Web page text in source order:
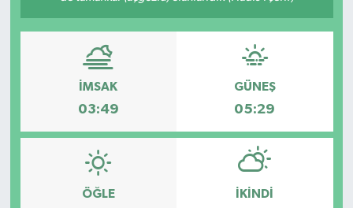
İMSAK
03:49
GÜNEŞ
05:29
ÖĞLE İKINDI